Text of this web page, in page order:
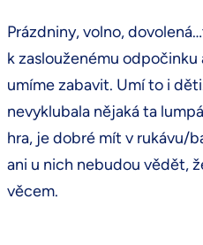
Prázdniny, volno,
k zaslouženému odpočinku
umíme zabavit. Umí to i
nevyklubala nějaká ta
hra, je dobré mít v rukávu/
ani u nich nebudou vědět,
věcem.